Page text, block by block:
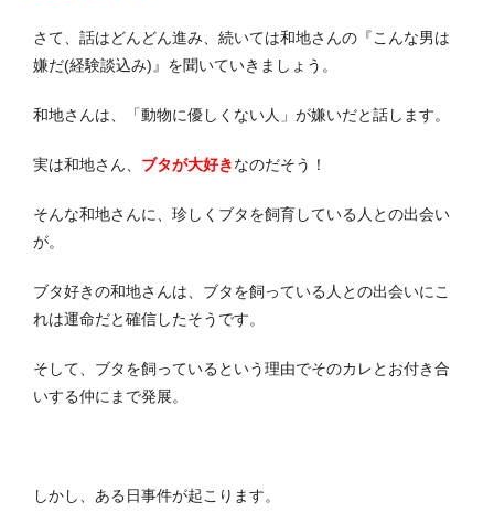
さて、話はどんどん進み、続いては和地さんの『こんな男は
嫌だ(経験談込み)』を聞いていきましょう。
和地さんは、「動物に優しくない人」が嫌いだと話します。
実は和地さん、 ブタが大好きなのだそう！
そんな和地さんに、珍しくブタを飼育している人との出会い
が。
ブタ好きの和地さんは、ブタを飼っている人との出会いにこ
れは運命だと確信したそうです。
そして、ブタを飼っているという理由でそのカレとお付き合
いする仲にまで発展。
しかし、ある日事件が起こります。